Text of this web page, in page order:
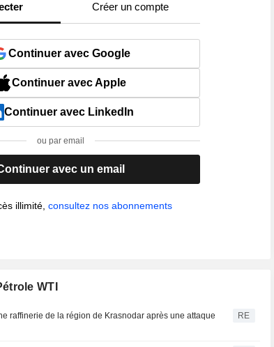
Créer un compte
Continuer avec Google
Continuer avec Apple
Continuer avec LinkedIn
ou par email
avec un email
illimité,consultez nos abonnements
WTI
raffinerie de la région de Krasnodar après une attaque
RE